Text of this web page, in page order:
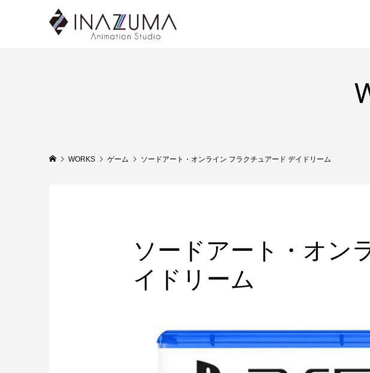
WORKS ゲーム ソードアート・オンライン フラクチュアード デイドリーム
ソードアート・オン
イドリーム